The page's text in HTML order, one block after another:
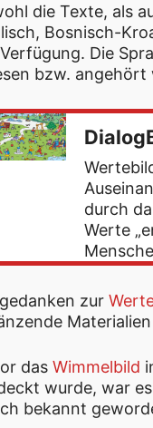
die Texte, als
Bosnisch-
Die
bzw. angehört
durch
Werte
zur
das Wimmelbild
wurde, war
bekannt